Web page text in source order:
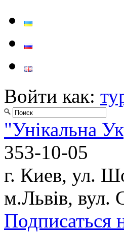
Войти как:
"Унікальна
353-10-05
г. Киев, ул.
м.Львів, вул.
Подписаться